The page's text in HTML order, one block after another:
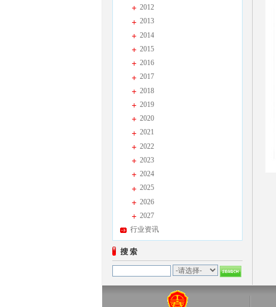
2012
2013
2014
2015
2016
2017
2018
2019
2020
2021
2022
2023
2024
2025
2026
2027
行业资讯